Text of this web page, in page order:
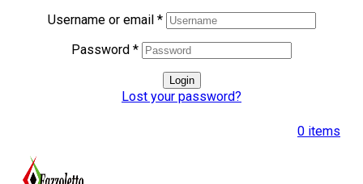
Username or email *
Password *
Login
Lost your password?
0 items